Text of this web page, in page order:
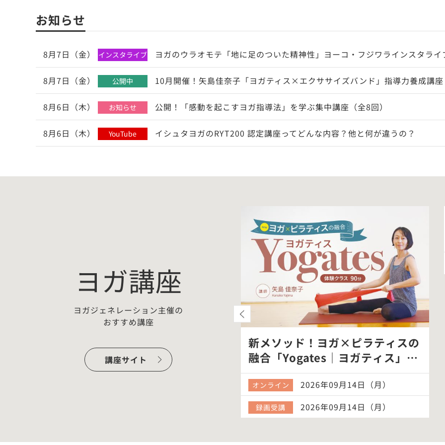
お知らせ
8月7日（金） インスタライブ ヨガのウラオモテ「地に足のついた精神性」ヨーコ・フジワラインスタライ
8月7日（金） 公開中 10月開催！矢島佳奈子「ヨガティス×エクササイズバンド」指導力養成講座
8月6日（木） お知らせ 公開！「感動を起こすヨガ指導法」を学ぶ集中講座（全8回）
8月6日（木） YouTube イシュタヨガのRYT200 認定講座ってどんな内容？他と何が違うの？
ヨガ講座
ヨガジェネレーション主催の
おすすめ講座
講座サイト
っとヨガ哲学「わかっちゃいるけ
新メソッド！ヨガ×ピラティスの
融合「Yogates｜ヨガティス」体
験ク…
オンライン 2026年09月14日（月）
録画受講 2026年09月14日（月）